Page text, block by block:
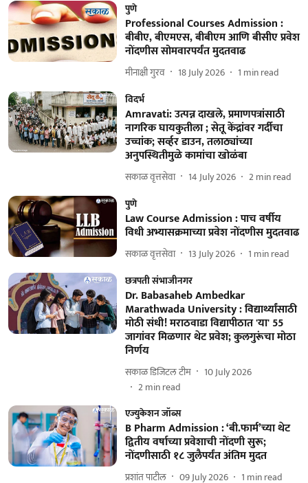
पुणे
Professional Courses Admission :
बीबीए, बीएमएस, बीबीएम आणि बीसीए प्रवेश
नोंदणीस सोमवारपर्यंत मुदतवाढ
मीनाक्षी गुरव 18 July 2026 1 min read
विदर्भ
Amravati: उत्पन्न दाखले, प्रमाणपत्रांसाठी
नागरिक घायकुतीला ; सेतू केंद्रांवर गर्दीचा
उच्चांक; सर्व्हर डाउन, तलाठ्यांच्या
अनुपस्थितीमुळे कामांचा खोळंबा
सकाळ वृत्तसेवा 14 July 2026 2min read
पुणे
Law Course Admission : पाच वर्षीय
विधी अभ्यासक्रमाच्या प्रवेश नोंदणीस मुदतवाढ
सकाळ वृत्तसेवा 13 July 2026 1 min read
छत्रपती संभाजीनगर
Dr. Babasaheb Ambedkar
Marathwada University : विद्यार्थ्यांसाठी
मोठी संधी! मराठवाडा विद्यापीठात 'या' 55
जागांवर मिळणार थेट प्रवेश; कुलगुरूंचा मोठा
निर्णय
सकाळ डिजिटल टीम
10 July 2026
2min read
एज्युकेशन जॉब्स
B Pharm Admission : ‘बी.फार्म’च्या थेट
द्वितीय वर्षाच्या प्रवेशाची नोंदणी सुरू;
नोंदणीसाठी १८ जुलैपर्यंत अंतिम मुदत
प्रशांत पाटील 09 July 2026 1 min read